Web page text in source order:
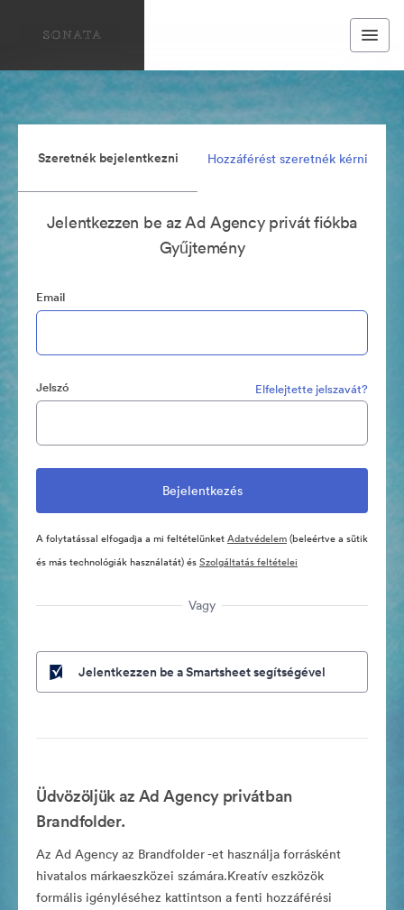
Szeretnék bejelentkezni Hozzáférést szeretnék kérni
Jelentkezzen be az Ad Agency privát fiókba
Gyűjtemény
Email
Jelszó Elfelejtette jelszavát?
A folytatással elfogadja a mi feltételünketAdatvédelem(beleértve a sütik
és más technológiák használatát) ésSzolgáltatás feltételei
Vagy
Jelentkezzen be a Smartsheet segítségével
Üdvözöljük az Ad Agency privátban
Brandfolder.
Az Ad Agency az Brandfolder -et használja forrásként
hivatalos márkaeszközei számára.Kreatív eszközök
formális igényléséhez kattintson a fenti hozzáférési